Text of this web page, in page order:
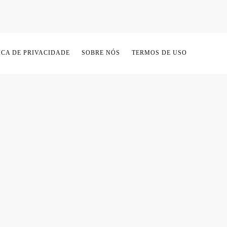
DE PRIVACIDADE SOBRE NÓS TERMOS DE USO